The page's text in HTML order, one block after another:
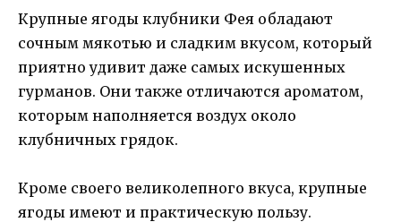
Крупные ягоды клубники Фея обладают
сочным мякотью и сладким вкусом, который
приятно удивит даже самых искушенных
гурманов. Они также отличаются ароматом,
которым наполняется воздух около
клубничных грядок.
Кроме своего великолепного вкуса, крупные
ягоды имеют и практическую пользу.